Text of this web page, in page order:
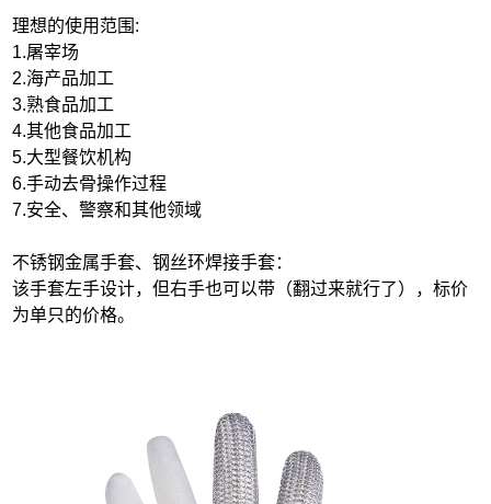
理想的使用范围:
1.屠宰场
2.海产品加工
3.熟食品加工
4.其他食品加工
5.大型餐饮机构
6.手动去骨操作过程
7.安全、警察和其他领域
不锈钢金属手套、钢丝环焊接手套：
该手套左手设计，但右手也可以带（翻过来就行了），标价
为单只的价格。